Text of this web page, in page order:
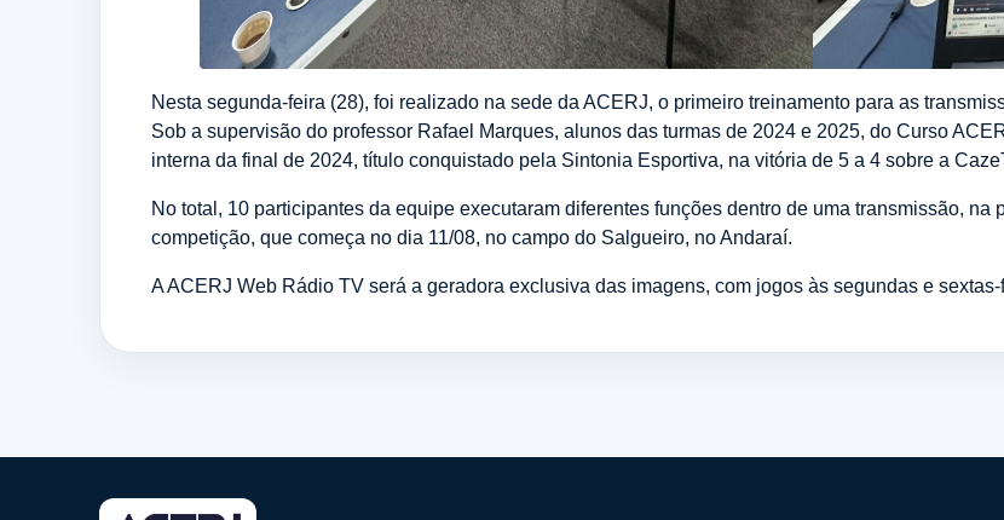
Nesta segunda-feira (28), foi realizado na sede da ACERJ, o primeiro treinamento para as
Sob a supervisão do professor Rafael Marques, alunos das turmas de 2024 e 2025, do Curso
interna da final de 2024, título conquistado pela Sintonia Esportiva, na vitória de 5 a 4 sobre a
No total, 10 participantes da equipe executaram diferentes funções dentro de uma transmissão, na
competição, que começa no dia 11/08, no campo do Salgueiro, no Andaraí.
A ACERJ Web Rádio TV será a geradora exclusiva das imagens, com jogos às segundas e sextas-